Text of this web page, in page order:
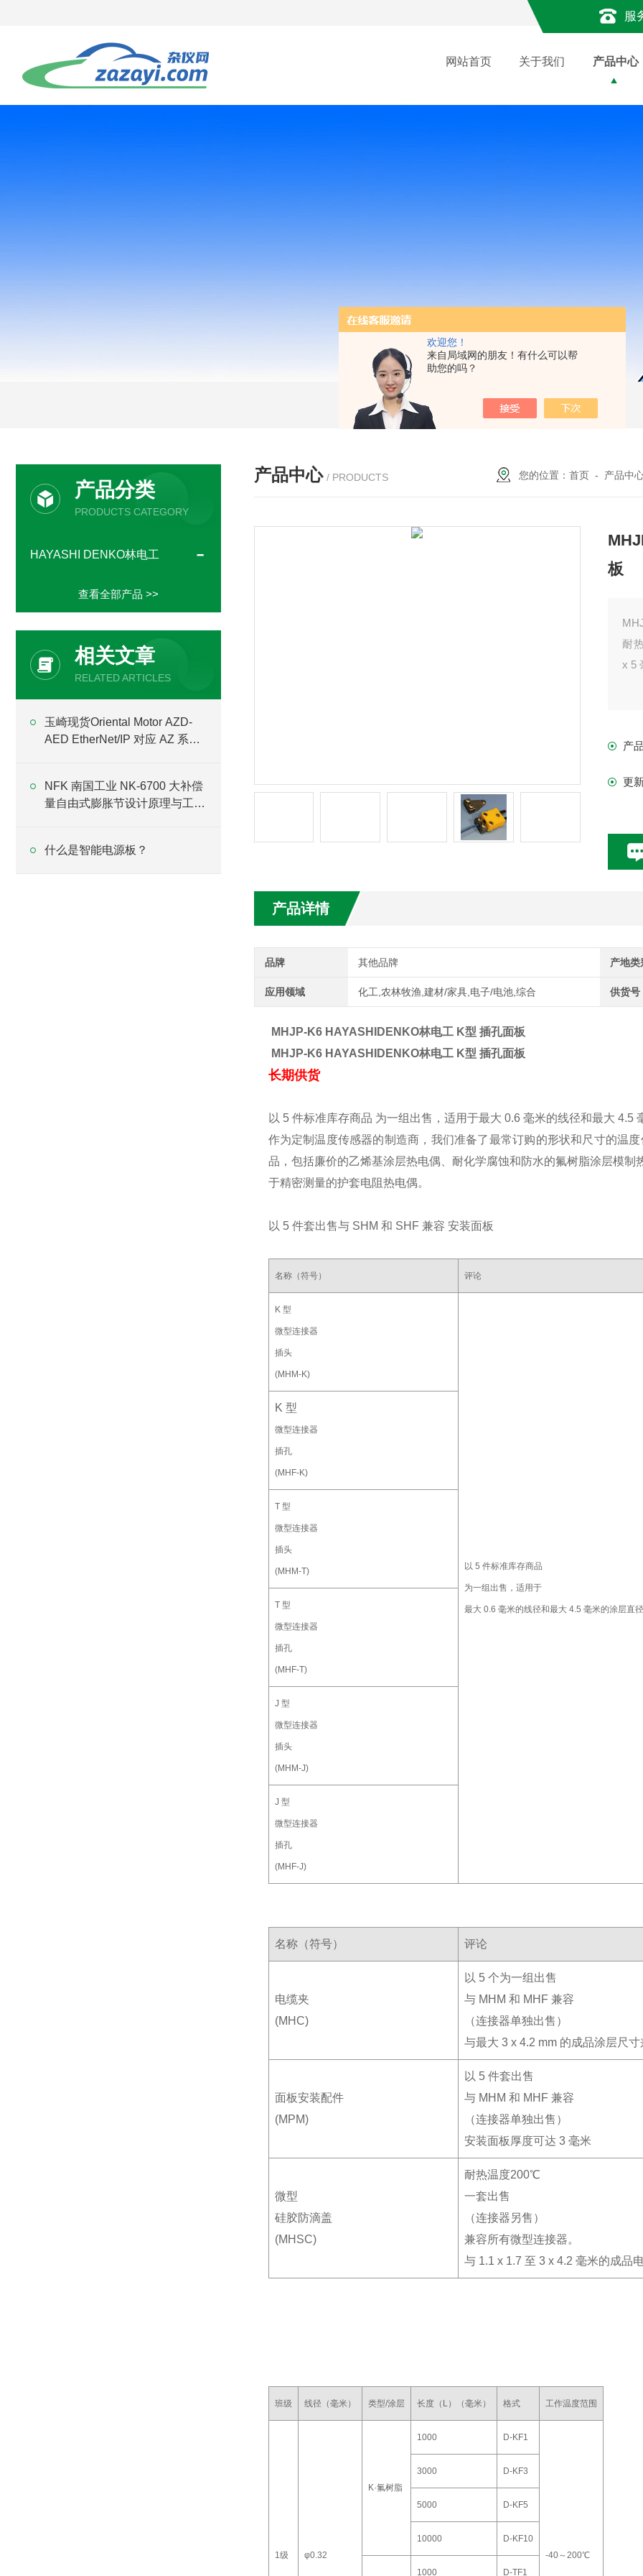
欢迎您！
来自局域网的朋友！有什么可以帮
助您的吗？
服
网站首页 关于我们 产品中心
产品中心 / PRODUCTS 您的位置：首页 - 产品中
板
耐
x 5
产
更
产品详情
品牌 其他品牌 产地类
应用领域 化工,农林牧渔,建材/家具,电子/电池,综合 供货号
MHJP-K6 HAYASHIDENKO林电工 K型 插孔面板
MHJP-K6 HAYASHIDENKO林电工 K型 插孔面板
长期供货
以 5 件标准库存商品 为一组出售，适用于最大 0.6 毫米的线径和最大 4.5
作为定制温度传感器的制造商，我们准备了最常订购的形状和尺寸的温
品，包括廉价的乙烯基涂层热电偶、耐化学腐蚀和防水的氟树脂涂层模
于精密测量的护套电阻热电偶。
以 5 件套出售与 SHM 和 SHF 兼容 安装面板
名称（符号） 评论
K 型
微型连接器
插头
(MHM-K)
以 5 件标准库存商品
为一组出售，适用于
最大 0.6 毫米的线径和最大 4.5 毫米的涂层直
K 型
微型连接器
插孔
(MHF-K)
T 型
微型连接器
插头
(MHM-T)
T 型
微型连接器
插孔
(MHF-T)
J 型
微型连接器
插头
(MHM-J)
J 型
微型连接器
插孔
(MHF-J)
名称（符号） 评论
电缆夹
(MHC)
以 5 个为一组出售
与 MHM 和 MHF 兼容
（连接器单独出售）
与最大 3 x 4.2 mm 的成品涂层尺寸
面板安装配件
(MPM)
以 5 件套出售
与 MHM 和 MHF 兼容
（连接器单独出售）
安装面板厚度可达 3 毫米
微型
硅胶防滴盖
(MHSC)
耐热温度200℃
一套出售
（连接器另售）
兼容所有微型连接器。
与 1.1 x 1.7 至 3 x 4.2 毫米的成品
班级 线径（毫米） 类型/涂层 长度（L）（毫米） 格式 工作温度范围
1级 φ0.32
K·氟树脂
1000 D-KF1
-40～200℃
3000 D-KF3
5000 D-KF5
10000 D-KF10
1000 D-TF1
产品分类
PRODUCTS CATEGORY
HAYASHI DENKO林电工
查看全部产品 >>
相关文章
RELATED ARTICLES
玉崎现货Oriental Motor AZD-
AED EtherNet/IP 对应 AZ 系列
NFK 南国工业 NK-6700 大补偿
量自由式膨胀节设计原理与工程
什么是智能电源板？